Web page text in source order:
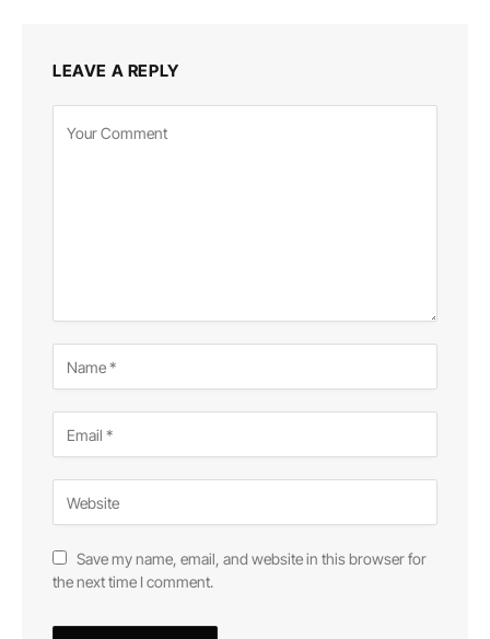
LEAVE A REPLY
Save my name, email, and website in this browser for
the next time I comment.